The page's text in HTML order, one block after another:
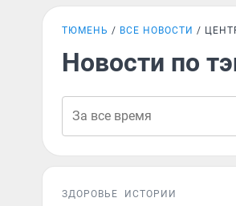
ТЮМЕНЬ ВСЕ НОВОСТИ
Новости по
ЗДОРОВЬЕ ИСТОРИИ